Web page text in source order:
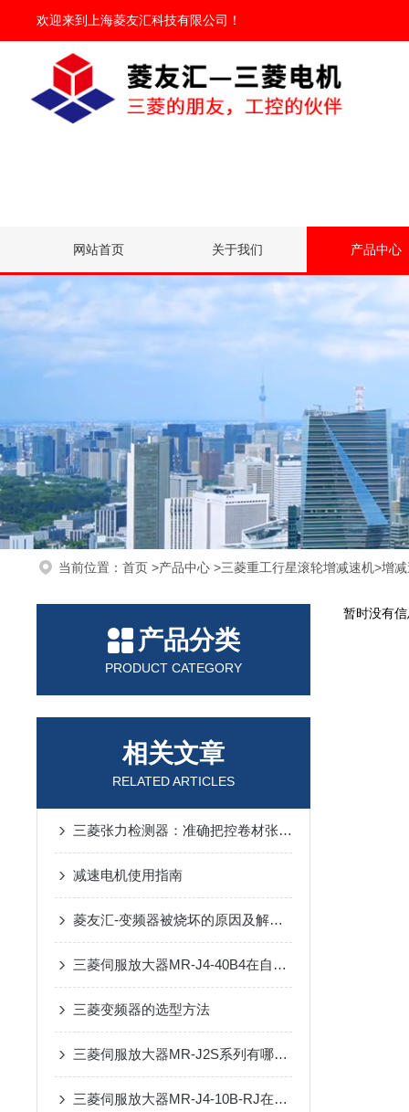
欢迎来到 上海菱友汇科技有限公司 ！
网站首页 关于我们 产品中心
当前位置： 首页 >产品中心 >三菱重工行星滚轮增减速机>增
产品分类
PRODUCT CATEGORY
相关文章
RELATED ARTICLES
三菱张力检测器：准确把控卷材张力，护航印刷、包装生产线稳定运行
减速电机使用指南
菱友汇-变频器被烧坏的原因及解决办法
三菱伺服放大器MR-J4-40B4在自动化设备中的应用：提升运行稳定性与控制精度
三菱变频器的选型方法
三菱伺服放大器MR-J2S系列有哪些特点？
三菱伺服放大器MR-J4-10B-RJ在机械加工中的具体应用和优势
暂时没有